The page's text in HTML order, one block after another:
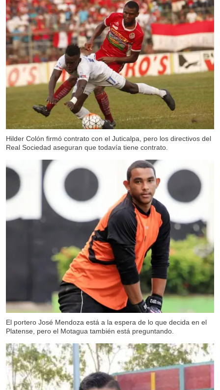
Hilder Colón firmó contrato con el Juticalpa, pero los directivos del
Real Sociedad aseguran que todavía tiene contrato.
El portero José Mendoza está a la espera de lo que decida en el
Platense, pero el Motagua también está preguntando.